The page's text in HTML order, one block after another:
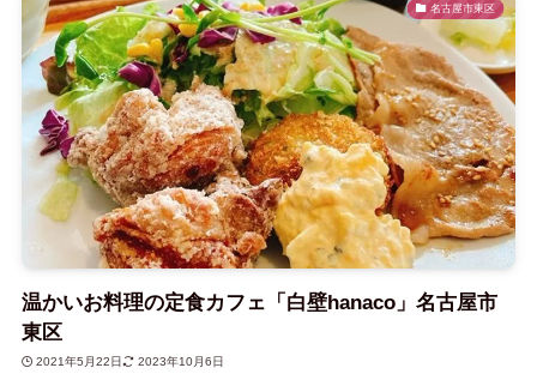
名古屋市東区
温かいお料理の定食カフェ「白壁hanaco」名古屋市
東区
2021年5月22日 2023年10月6日